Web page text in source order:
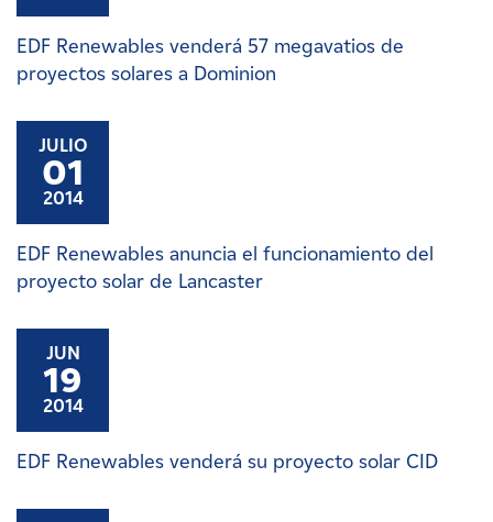
EDF Renewables venderá 57 megavatios de
proyectos solares a Dominion
JULIO
01
2014
EDF Renewables anuncia el funcionamiento del
proyecto solar de Lancaster
JUN
19
2014
EDF Renewables venderá su proyecto solar CID